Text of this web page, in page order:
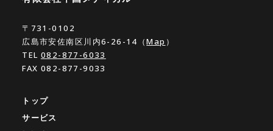
〒731-0102
広島市安佐南区川内6-26-14（Map ）
TEL 082-877-6033
FAX 082-877-9033
トップ
サービス